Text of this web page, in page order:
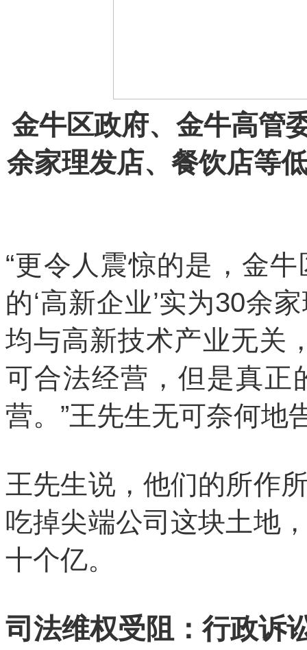
金牛区政府、金牛高管
余家理发店、餐饮店等
“更令人震惊的是，金
的‘高新企业’实为30余
均与高新技术产业无关
可合法经营，但是真正
营。”王先生无可奈何地
王先生说，他们的所作
吃掉尖端公司这块土地
十个亿。
司法维权受阻：行政诉